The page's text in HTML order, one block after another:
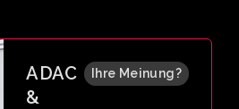
ADAC
&
Ihre Meinung?